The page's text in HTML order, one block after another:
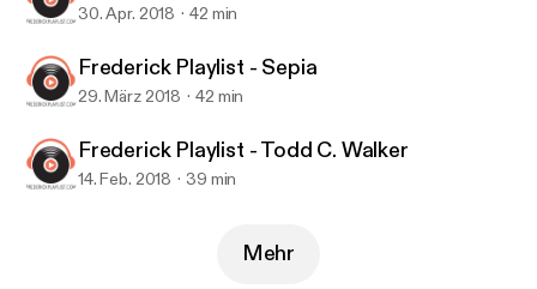
30. Apr. 2018 42 min
Frederick Playlist - Sepia
29. März 2018 42 min
Frederick Playlist - Todd C. Walker
14. Feb. 2018 39 min
Mehr